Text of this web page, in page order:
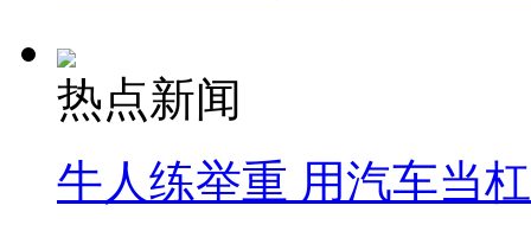
热点新闻
牛人练举重 用汽车当